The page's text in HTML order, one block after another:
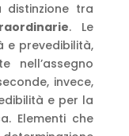
distinzione tra
. Le
e prevedibilità,
nell’assegno
invece,
e per la
Elementi che